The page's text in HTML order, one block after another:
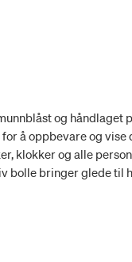
og håndlaget
å oppbevare og vise
klokker og alle
bolle bringer glede til
perfekt for en gave